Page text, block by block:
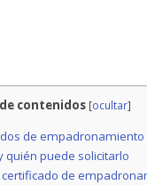
contenidos [ocultar]
de empadronamiento
quién puede solicitarlo
de